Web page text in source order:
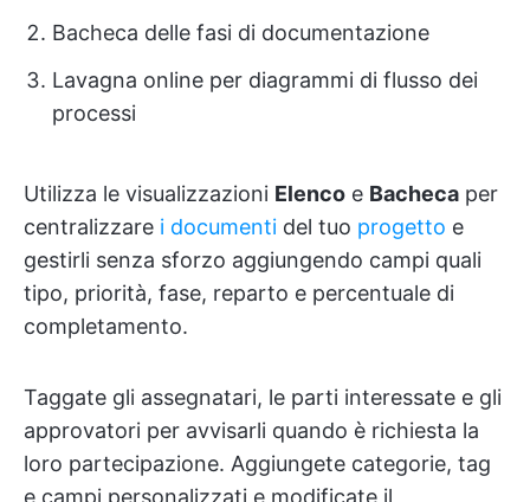
Bacheca delle fasi di documentazione
Lavagna online per diagrammi di flusso dei
processi
Utilizza le visualizzazioni Elenco e Bacheca per
centralizzare i documenti del tuo progetto e
gestirli senza sforzo aggiungendo campi quali
tipo, priorità, fase, reparto e percentuale di
completamento.
Taggate gli assegnatari, le parti interessate e gli
approvatori per avvisarli quando è richiesta la
loro partecipazione. Aggiungete categorie, tag